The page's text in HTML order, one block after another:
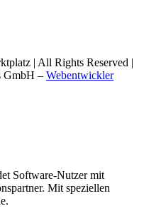
| All Rights Reserved |
GmbH – Webentwickler
Software-Nutzer mit
Mit speziellen